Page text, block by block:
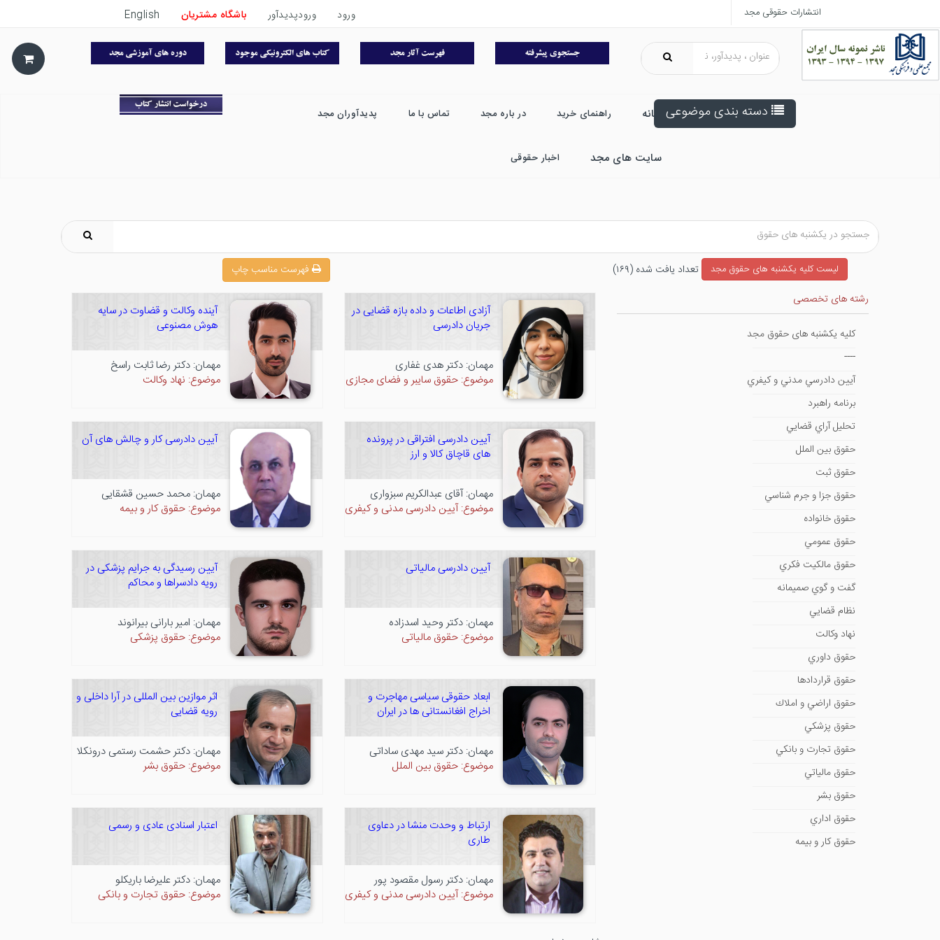
انتشارات حقوقی مجد ورود ورودپدیدآور باشگاه مشتریان English
دسته بندی موضوعی خانه راهنمای خرید در باره مجد تماس با ما پدیدآوران مجد
سایت های مجد اخبار حقوقی
ليست كليه یکشنبه های حقوق مجد تعداد يافت شده (۱۶۹)
فهرست مناسب چاپ
رشته های تخصصی
کلیه یکشنبه های حقوق مجد
----
آيين دادرسي مدني و كيفري
برنامه راهبرد
تحليل آراي قضايي
حقوق بين الملل
حقوق ثبت
حقوق جزا و جرم شناسي
حقوق خانواده
حقوق عمومي
حقوق مالكيت فكري
گفت و گوي صميمانه
نظام قضايي
نهاد وكالت
حقوق داوري
حقوق قراردادها
حقوق اراضي و املاك
حقوق پزشكي
حقوق تجارت و بانكي
حقوق مالياتي
حقوق بشر
حقوق اداري
حقوق كار و بيمه
آزادی اطاعات و داده بازه قضایی در
جریان دادرسی
مهمان: دکتر هدی غفاری
موضوع: حقوق سایبر و فضای مجازی
آینده وکالت و قضاوت در سایه
هوش مصنوعی
مهمان: دکتر رضا ثابت راسخ
موضوع: نهاد وکالت
آیین دادرسی افتراقی در پرونده
های قاچاق کالا و ارز
مهمان: آقای عبدالکریم سبزواری
موضوع: آیین دادرسی مدنی و کیفری
آیین دادرسی کار و چالش های آن
مهمان: محمد حسین قشقایی
موضوع: حقوق کار و بیمه
آیین دادرسی مالیاتی
مهمان: دکتر وحید اسدزاده
موضوع: حقوق مالیاتی
آیین رسیدگی به جرایم پزشکی در
رویه دادسراها و محاکم
مهمان: امیر بارانی بیرانوند
موضوع: حقوق پزشکی
ابعاد حقوقی سیاسی مهاجرت و
اخراج افغانستانی ها در ایران
مهمان: دکتر سید مهدی ساداتی
موضوع: حقوق بین الملل
اثر موازین بین المللی در آرا داخلی و
رویه قضایی
مهمان: دکتر حشمت رستمی درونکلا
موضوع: حقوق بشر
ارتباط و وحدت منشا در دعاوی
طاری
مهمان: دکتر رسول مقصود پور
موضوع: آیین دادرسی مدنی و کیفری
اعتبار اسنادی عادی و رسمی
مهمان: دکتر علیرضا باریکلو
موضوع: حقوق تجارت و بانکی